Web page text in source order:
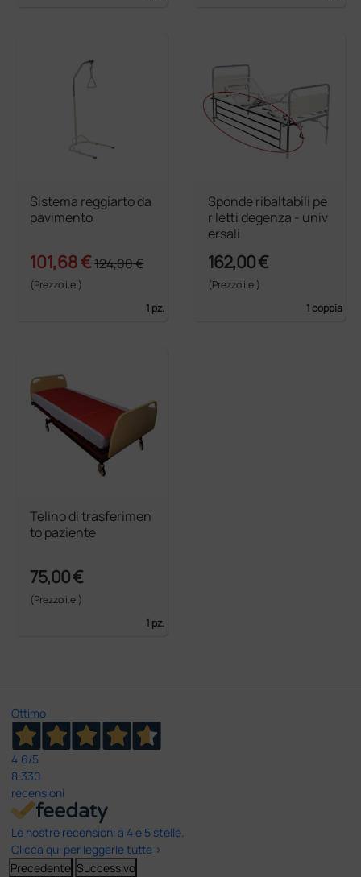
Sistema reggiarto da
pavimento
101,68 €124,00 €
(Prezzo i.e.)
1 pz.
Sponde ribaltabili pe
r letti degenza - univ
ersali
162,00 €
(Prezzo i.e.)
1 coppia
Telino di trasferimen
to paziente
75,00 €
(Prezzo i.e.)
1 pz.
Ottimo
4,6/5
8.330
recensioni
Le nostre recensioni a 4 e 5 stelle.
Clicca qui per leggerle tutte >
Precedente Successivo